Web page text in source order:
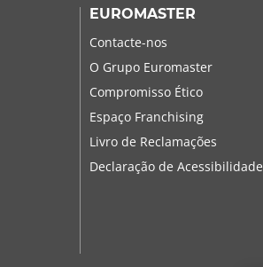
EUROMASTER
Contacte-nos
O Grupo Euromaster
Compromisso Ético
Espaço Franchising
Livro de Reclamações
Declaração de Acessibilidade